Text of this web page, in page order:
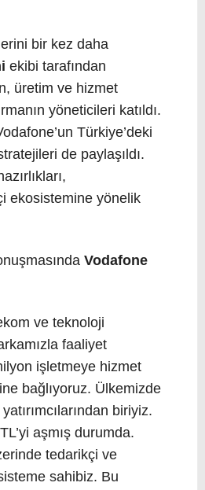
bir kez daha
ekibi tarafından
üretim ve hizmet
yöneticileri katıldı.
Türkiye’deki
de paylaşıldı.
ekosistemine yönelik
Vodafone
ve teknoloji
faaliyet
işletmeye hizmet
bağlıyoruz. Ülkemizde
biriyiz.
aşmış durumda.
tedarikçi ve
sahibiz. Bu